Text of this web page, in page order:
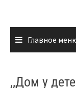
Главное
,,Дом у